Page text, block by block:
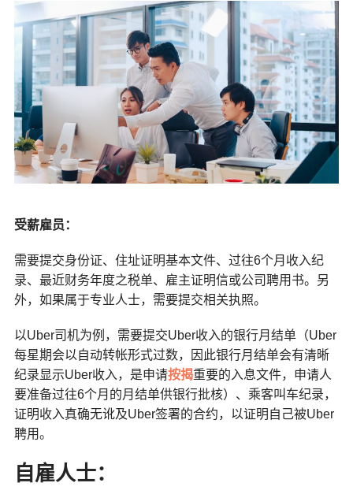
受薪雇员：
需要提交身份证、住址证明基本文件、过往6个月收入纪
录、最近财务年度之税单、雇主证明信或公司聘用书。另
外，如果属于专业人士，需要提交相关执照。
以Uber司机为例，需要提交Uber收入的银行月结单（Uber
每星期会以自动转帐形式过数，因此银行月结单会有清晰
纪录显示Uber收入，是申请按揭重要的入息文件，申请人
要准备过往6个月的月结单供银行批核）、乘客叫车纪录，
证明收入真确无讹及Uber签署的合约，以证明自己被Uber
聘用。
自雇人士：